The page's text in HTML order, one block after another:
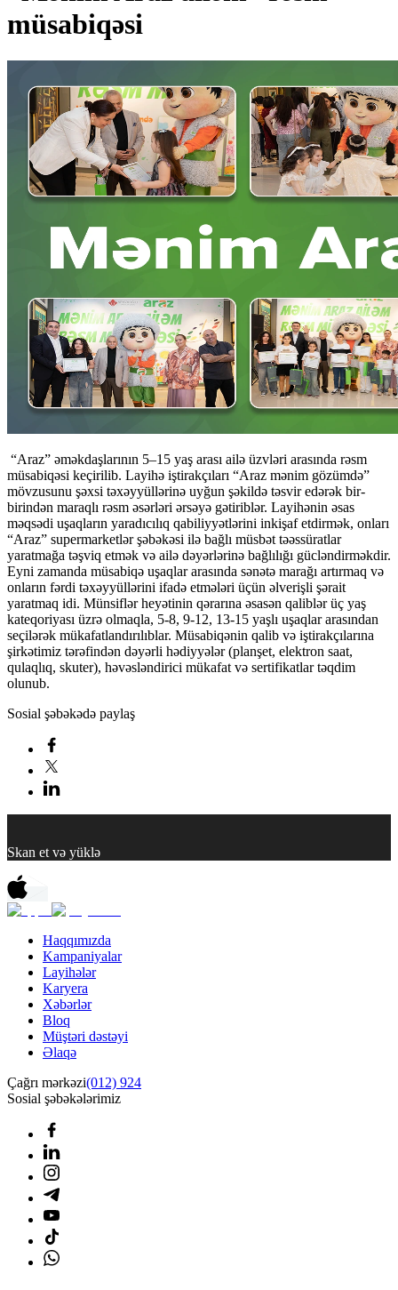
müsabiqəsi
“Araz” əməkdaşlarının 5–15 yaş arası ailə üzvləri arasında rəsm
müsabiqəsi keçirilib. Layihə iştirakçıları “Araz mənim gözümdə”
mövzusunu şəxsi təxəyyüllərinə uyğun şəkildə təsvir edərək bir-
birindən maraqlı rəsm əsərləri ərsəyə gətiriblər. Layihənin əsas
məqsədi uşaqların yaradıcılıq qabiliyyətlərini inkişaf etdirmək, onları
“Araz” supermarketlər şəbəkəsi ilə bağlı müsbət təəssüratlar
yaratmağa təşviq etmək və ailə dəyərlərinə bağlılığı gücləndirməkdir.
Eyni zamanda müsabiqə uşaqlar arasında sənətə marağı artırmaq və
onların fərdi təxəyyüllərini ifadə etmələri üçün əlverişli şərait
yaratmaq idi. Münsiflər heyətinin qərarına əsasən qaliblər üç yaş
kateqoriyası üzrə olmaqla, 5-8, 9-12, 13-15 yaşlı uşaqlar arasından
seçilərək mükafatlandırılıblar. Müsabiqənin qalib və iştirakçılarına
şirkətimiz tərəfindən dəyərli hədiyyələr (planşet, elektron saat,
qulaqlıq, skuter), həvəsləndirici mükafat və sertifikatlar təqdim
olunub.
Sosial şəbəkədə paylaş
Skan et və yüklə
Haqqımızda
Kampaniyalar
Layihələr
Karyera
Xəbərlər
Bloq
Müştəri dəstəyi
Əlaqə
Çağrı mərkəzi(012) 924
Sosial şəbəkələrimiz